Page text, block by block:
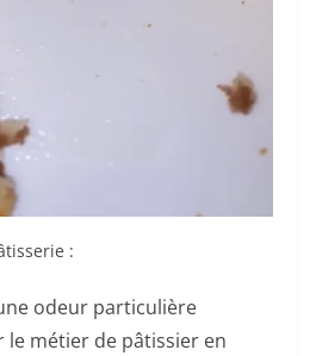
:
odeur particulière
le métier de pâtissier en